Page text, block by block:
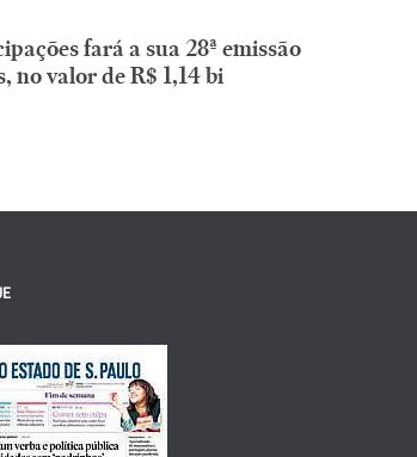
fará a sua 28ª emissão
no valor de R$ 1,14 bi